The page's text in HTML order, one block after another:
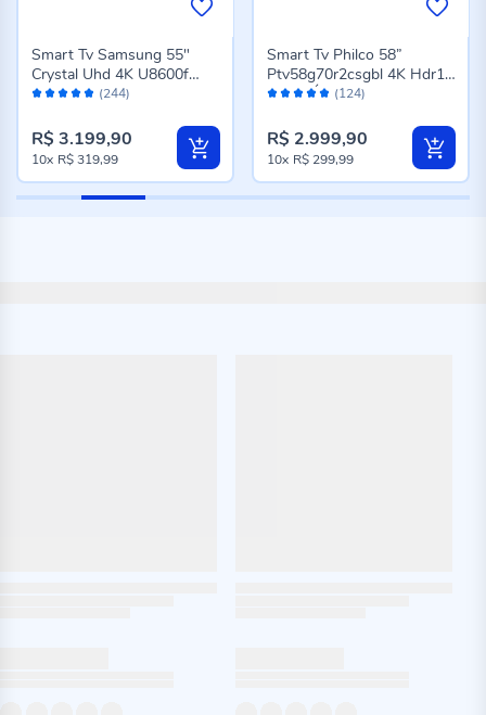
Avaliação: (244)
Smart Tv Samsung 55"
Crystal Uhd 4K U8600f
Tizen
R$ 3.199,90
10x R$ 319,99
Avaliação: (124)
Smart Tv Philco 58”
Ptv58g70r2csgbl 4K Hdr10
Dolby Áudio Led
R$ 2.999,90
10x R$ 299,99